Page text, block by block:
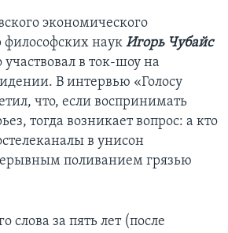
экономического
философских наук Игорь Чубайс
в ток-шоу на
В интервью «Голосу
что, если воспринимать
тогда возникает вопрос: а кто
в унисон
поливанием грязью
слова за пять лет (после